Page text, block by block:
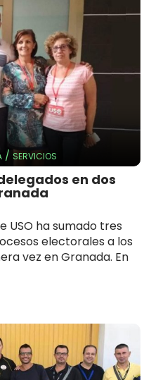
/ SERVICIOS
en dos
USO ha sumado tres
electorales a los
vez en Granada. En